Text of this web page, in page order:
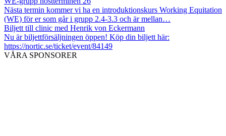
Nästa termin kommer vi ha en introduktionskurs Working Equitation
(WE) för er som går i grupp 2.4-3.3 och är mellan…
Biljett till clinic med Henrik von Eckermann
Nu är biljettförsäljningen öppen! Köp din biljett här:
https://nortic.se/ticket/event/84149
VÅRA SPONSORER